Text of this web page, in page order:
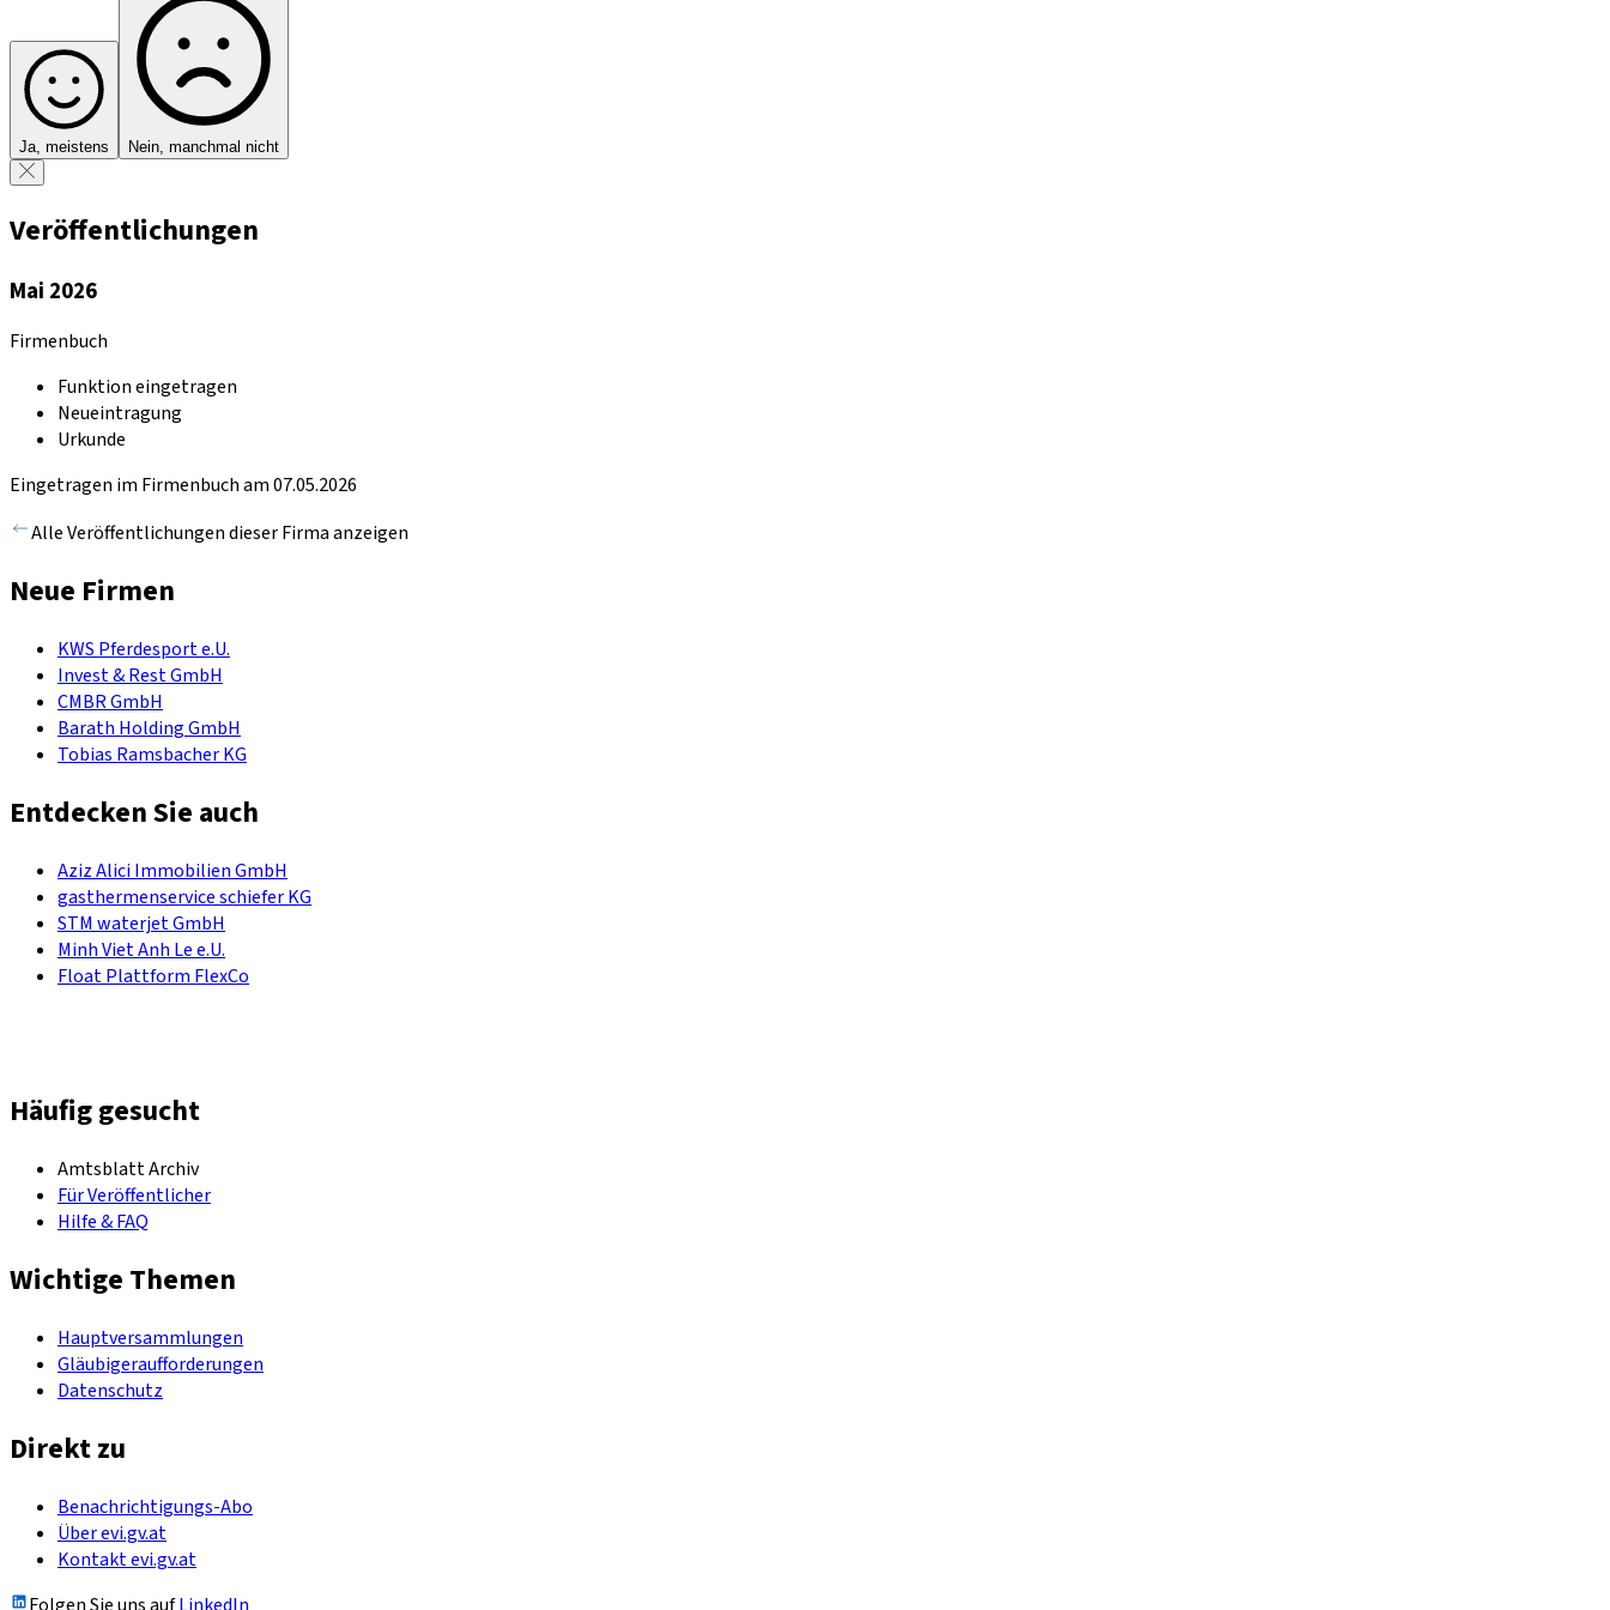
Ja, meistens Nein, manchmal nicht
Veröffentlichungen
Mai 2026
Firmenbuch
Funktion eingetragen
Neueintragung
Urkunde
Eingetragen im Firmenbuch am 07.05.2026
Alle Veröffentlichungen dieser Firma anzeigen
Neue Firmen
KWS Pferdesport e.U.
Invest & Rest GmbH
CMBR GmbH
Barath Holding GmbH
Tobias Ramsbacher KG
Entdecken Sie auch
Aziz Alici Immobilien GmbH
gasthermenservice schiefer KG
STM waterjet GmbH
Minh Viet Anh Le e.U.
Float Plattform FlexCo
Häufig gesucht
Amtsblatt Archiv
Für Veröffentlicher
Hilfe & FAQ
Wichtige Themen
Hauptversammlungen
Gläubigeraufforderungen
Datenschutz
Direkt zu
Benachrichtigungs-Abo
Über evi.gv.at
Kontakt evi.gv.at